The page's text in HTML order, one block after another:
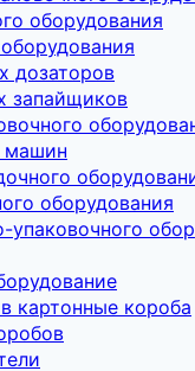
оборудования
дозаторов
запайщиков
машин
оборудования
упаковочного
картонные короба